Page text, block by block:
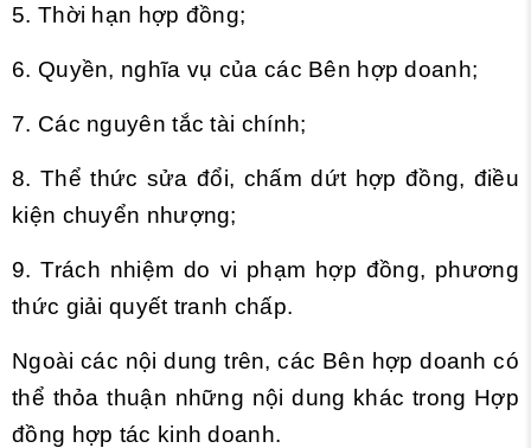
5. Thời hạn hợp đồng;
6. Quyền, nghĩa vụ của các Bên hợp doanh;
7. Các nguyên tắc tài chính;
8. Thể thức sửa đổi, chấm dứt hợp đồng, điều
kiện chuyển nhượng;
9. Trách nhiệm do vi phạm hợp đồng, phương
thức giải quyết tranh chấp.
Ngoài các nội dung trên, các Bên hợp doanh có
thể thỏa thuận những nội dung khác trong Hợp
đồng hợp tác kinh doanh.